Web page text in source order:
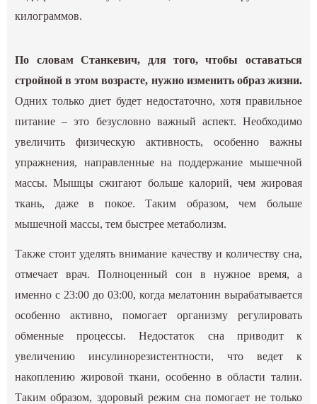
килограммов.
По словам Станкевич, для того, чтобы оставаться
стройной в этом возрасте, нужно изменить образ жизни.
Одних только диет будет недостаточно, хотя правильное
питание – это безусловно важный аспект. Необходимо
увеличить физическую активность, особенно важны
упражнения, направленные на поддержание мышечной
массы. Мышцы сжигают больше калорий, чем жировая
ткань, даже в покое. Таким образом, чем больше
мышечной массы, тем быстрее метаболизм.
Также стоит уделять внимание качеству и количеству сна,
отмечает врач. Полноценный сон в нужное время, а
именно с 23:00 до 03:00, когда мелатонин вырабатывается
особенно активно, помогает организму регулировать
обменные процессы. Недостаток сна приводит к
увеличению инсулинорезистентности, что ведет к
накоплению жировой ткани, особенно в области талии.
Таким образом, здоровый режим сна помогает не только